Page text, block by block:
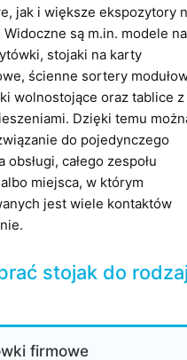
jak i większe ekspozytory
są m.in. modele na
stojaki na karty
ścienne sortery
wolnostojące oraz tablice z
Dzięki temu
do pojedynczego
obsługi, całego zespołu
miejsca, w którym
jest wiele kontaktów
stojak do
firmowe